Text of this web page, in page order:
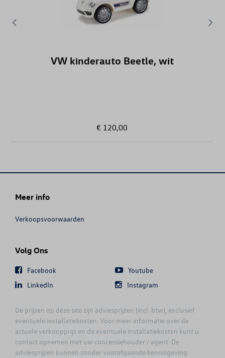
VW kinderauto Beetle, wit
€ 120,00
Meer info
Verkoopsvoorwaarden
Volg Ons
Facebook
Youtube
LinkedIn
Instagram
De prijzen op deze site zijn adviesprijzen (incl. btw), exclusief
eventuele installatiekosten. Voor meer informatie over de
actuele verkoopprijs en de eventuele installatiekosten kunt u
contact opnemen met uw concessiehouder / agent. De
adviesprijzen kunnen zonder voorafgaande kennisgeving